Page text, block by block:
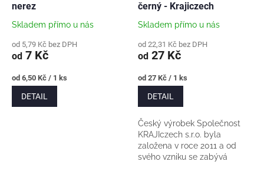
nerez
Skladem přímo u nás
od 5,79 Kč bez DPH
od 7 Kč
Měrná
cena:
od 6,50 Kč / 1 ks
DETAIL
černý - Krajiczech
Skladem přímo u nás
od 22,31 Kč bez DPH
od 27 Kč
Měrná
cena:
od 27 Kč / 1 ks
DETAIL
Český výrobek Společnost
KRAJIczech s.r.o. byla
založena v roce 2011 a od
svého vzniku se zabývá